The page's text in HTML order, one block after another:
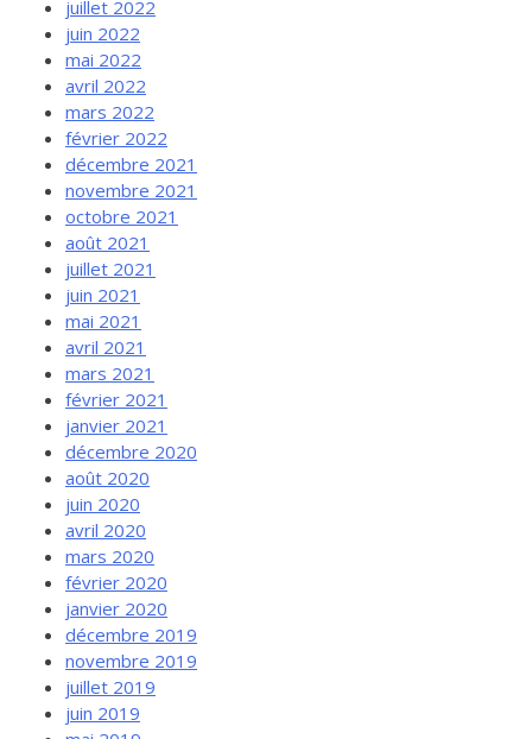
juillet 2022
juin 2022
mai 2022
avril 2022
mars 2022
février 2022
décembre 2021
novembre 2021
octobre 2021
août 2021
juillet 2021
juin 2021
mai 2021
avril 2021
mars 2021
février 2021
janvier 2021
décembre 2020
août 2020
juin 2020
avril 2020
mars 2020
février 2020
janvier 2020
décembre 2019
novembre 2019
juillet 2019
juin 2019